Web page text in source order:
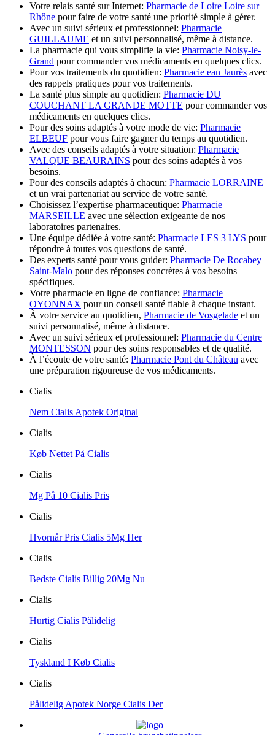
Votre relais santé sur Internet: Pharmacie de Loire Loire sur
Rhône pour faire de votre santé une priorité simple à gérer.
Avec un suivi sérieux et professionnel: Pharmacie
GUILLAUME et un suivi personnalisé, même à distance.
La pharmacie qui vous simplifie la vie: Pharmacie Noisy-le-
Grand pour commander vos médicaments en quelques clics.
Pour vos traitements du quotidien: Pharmacie ean Jaurès avec
des rappels pratiques pour vos traitements.
La santé plus simple au quotidien: Pharmacie DU
COUCHANT LA GRANDE MOTTE pour commander vos
médicaments en quelques clics.
Pour des soins adaptés à votre mode de vie: Pharmacie
ELBEUF pour vous faire gagner du temps au quotidien.
Avec des conseils adaptés à votre situation: Pharmacie
VALQUE BEAURAINS pour des soins adaptés à vos
besoins.
Pour des conseils adaptés à chacun: Pharmacie LORRAINE
et un vrai partenariat au service de votre santé.
Choisissez l’expertise pharmaceutique: Pharmacie
MARSEILLE avec une sélection exigeante de nos
laboratoires partenaires.
Une équipe dédiée à votre santé: Pharmacie LES 3 LYS pour
répondre à toutes vos questions de santé.
Des experts santé pour vous guider: Pharmacie De Rocabey
Saint-Malo pour des réponses concrètes à vos besoins
spécifiques.
Votre pharmacie en ligne de confiance: Pharmacie
OYONNAX pour un conseil santé fiable à chaque instant.
À votre service au quotidien, Pharmacie de Vosgelade et un
suivi personnalisé, même à distance.
Avec un suivi sérieux et professionnel: Pharmacie du Centre
MONTESSON pour des soins responsables et de qualité.
À l’écoute de votre santé: Pharmacie Pont du Château avec
une préparation rigoureuse de vos médicaments.
Cialis
Nem Cialis Apotek Original
Cialis
Køb Nettet På Cialis
Cialis
Mg På 10 Cialis Pris
Cialis
Hvornår Pris Cialis 5Mg Her
Cialis
Bedste Cialis Billig 20Mg Nu
Cialis
Hurtig Cialis Pålidelig
Cialis
Tyskland I Køb Cialis
Cialis
Pålidelig Apotek Norge Cialis Der